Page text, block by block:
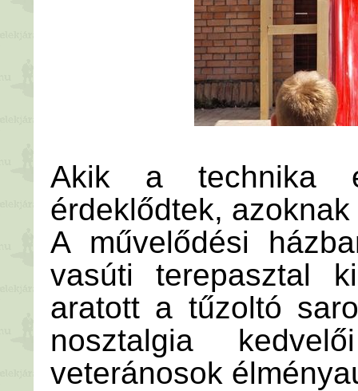
Akik a technika
érdeklődtek,
A művelődési
vasúti terepasztal
aratott a tűzoltó
nosztalgia
veteránosok